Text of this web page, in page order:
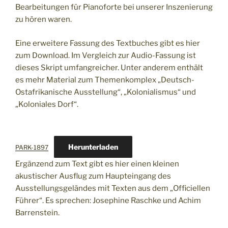
Bearbeitungen für Pianoforte bei unserer Inszenierung
zu hören waren.
Eine erweitere Fassung des Textbuches gibt es hier
zum Download. Im Vergleich zur Audio-Fassung ist
dieses Skript umfangreicher. Unter anderem enthält
es mehr Material zum Themenkomplex „Deutsch-
Ostafrikanische Ausstellung“, „Kolonialismus“ und
„Koloniales Dorf“.
PARK-1897 Herunterladen
Ergänzend zum Text gibt es hier einen kleinen
akustischer Ausflug zum Haupteingang des
Ausstellungsgeländes mit Texten aus dem „Officiellen
Führer“. Es sprechen: Josephine Raschke und Achim
Barrenstein.